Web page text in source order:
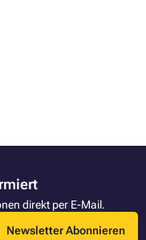
direkt per E-Mail.
Newsletter Abonnieren